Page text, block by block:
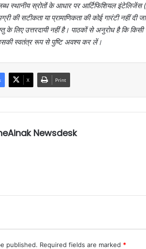
स्थानीय स्रोतों के आधार पर आर्टिफिशियल इंटेलिजेंस
की सटीकता या प्रामाणिकता की कोई गारंटी
के लिए उत्तरदायी नहीं है। पाठकों से अनुरोध है कि
स्वतंत्र रूप से पुष्टि अवश्य कर लें।
X Print
Newsdesk
published. Required fields are marked *